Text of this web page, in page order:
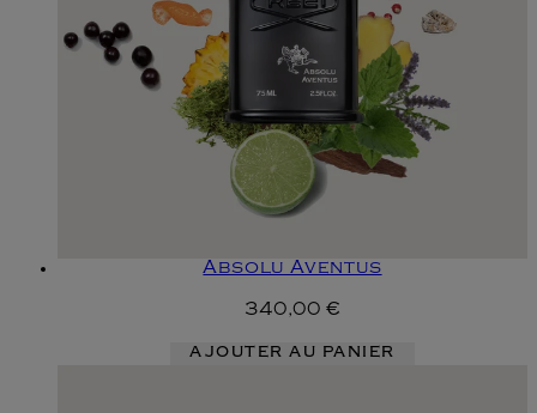
Absolu Aventus
340,00 €
AJOUTER AU PANIER